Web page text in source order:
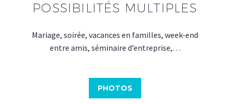
POSSIBILITÉS MULTIPLES
Mariage, soirée, vacances en familles, week-end
entre amis, séminaire d’entreprise,…
PHOTOS